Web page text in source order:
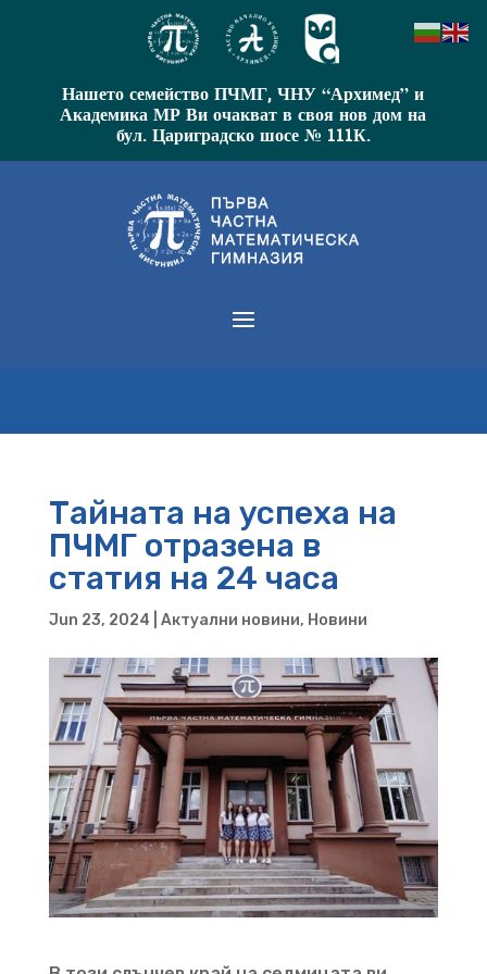
Нашето семейство ПЧМГ, ЧНУ “Архимед” и
Академика МР Ви очакват в своя нов дом на
бул. Цариградско шосе № 111К.
Тайната на успеха на
ПЧМГ отразена в
статия на 24 часа
Jun 23, 2024 Актуални новини, Новини